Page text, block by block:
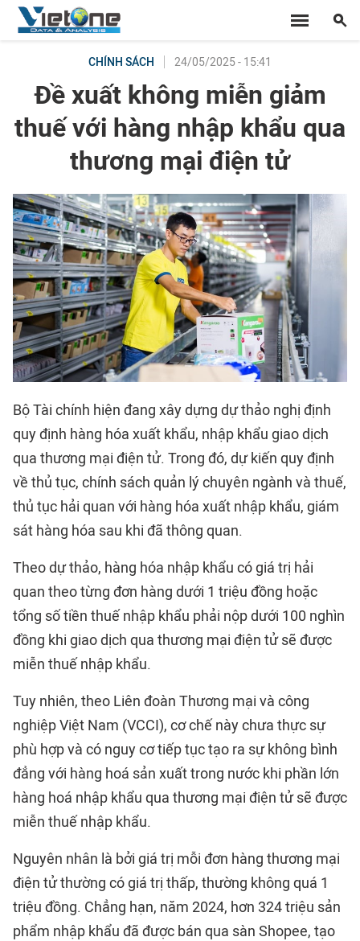
CHÍNH SÁCH 24/05/2025 - 15:41
Đề xuất không miễn giảm
thuế với hàng nhập khẩu qua
thương mại điện tử
Bộ Tài chính hiện đang xây dựng dự thảo nghị định
quy định hàng hóa xuất khẩu, nhập khẩu giao dịch
qua thương mại điện tử. Trong đó, dự kiến quy định
về thủ tục, chính sách quản lý chuyên ngành và thuế,
thủ tục hải quan với hàng hóa xuất nhập khẩu, giám
sát hàng hóa sau khi đã thông quan.
Theo dự thảo, hàng hóa nhập khẩu có giá trị hải
quan theo từng đơn hàng dưới 1 triệu đồng hoặc
tổng số tiền thuế nhập khẩu phải nộp dưới 100 nghìn
đồng khi giao dịch qua thương mại điện tử sẽ được
miễn thuế nhập khẩu.
Tuy nhiên, theo Liên đoàn Thương mại và công
nghiệp Việt Nam (VCCI), cơ chế này chưa thực sự
phù hợp và có nguy cơ tiếp tục tạo ra sự không bình
đẳng với hàng hoá sản xuất trong nước khi phần lớn
hàng hoá nhập khẩu qua thương mại điện tử sẽ được
miễn thuế nhập khẩu.
Nguyên nhân là bởi giá trị mỗi đơn hàng thương mại
điện tử thường có giá trị thấp, thường không quá 1
triệu đồng. Chẳng hạn, năm 2024, hơn 324 triệu sản
phẩm nhập khẩu đã được bán qua sàn Shopee, tạo